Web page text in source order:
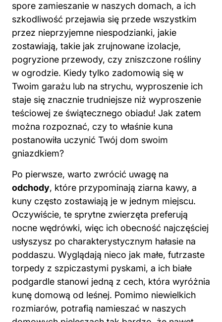
przez nieprzyjemne niespodzianki, jakie
zostawiają, takie jak zrujnowane izolacje,
pogryzione przewody, czy zniszczone rośliny
w ogrodzie. Kiedy tylko zadomowią się w
Twoim garażu lub na strychu, wyproszenie ich
staje się znacznie trudniejsze niż wyproszenie
teściowej ze świątecznego obiadu! Jak zatem
można rozpoznać, czy to właśnie kuna
postanowiła uczynić Twój dom swoim
gniazdkiem?
Po pierwsze, warto zwrócić uwagę na
kuny często zostawiają je w jednym miejscu.
Oczywiście, te sprytne zwierzęta preferują
nocne wędrówki, więc ich obecność najczęściej
usłyszysz po charakterystycznym hałasie na
poddaszu. Wyglądają nieco jak małe, futrzaste
torpedy z szpiczastymi pyskami, a ich białe
podgardle stanowi jedną z cech, która wyróżnia
kunę domową od leśnej. Pomimo niewielkich
rozmiarów, potrafią namieszać w naszych
domowych pieleszach tak bardzo, że nawet
najgrubszy kot nie zdoła ich usunąć!